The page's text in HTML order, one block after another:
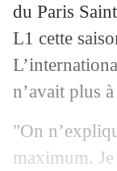
du Paris
L1 cette
n’avait plus
"On
maximum.
30/04 OM:
30/04 Barça
30/04 OM :